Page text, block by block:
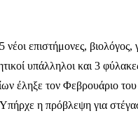
επιστήμονες,
υπάλληλοι και 3
έληξε τον Φεβρουάριο
η πρόβλεψη για